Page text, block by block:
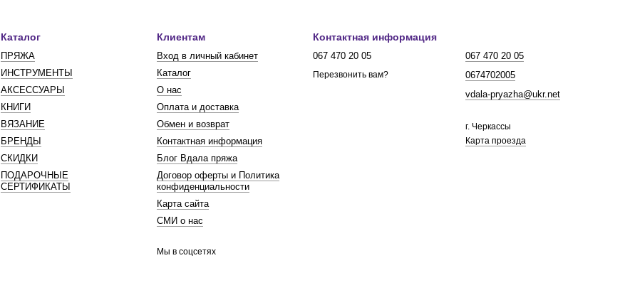
Каталог
ПРЯЖА
ИНСТРУМЕНТЫ
АКСЕССУАРЫ
КНИГИ
ВЯЗАНИЕ
БРЕНДЫ
СКИДКИ
ПОДАРОЧНЫЕ
СЕРТИФИКАТЫ
Клиентам
Вход в личный кабинет
Каталог
О нас
Оплата и доставка
Обмен и возврат
Контактная информация
Блог Вдала пряжа
Договор оферты и Политика
конфиденциальности
Карта сайта
СМИ о нас
Мы в соцсетях
Контактная информация
067 470 20 05
Перезвонить вам?
067 470 20 05
0674702005
vdala-pryazha@ukr.net
г. Черкассы
Карта проезда